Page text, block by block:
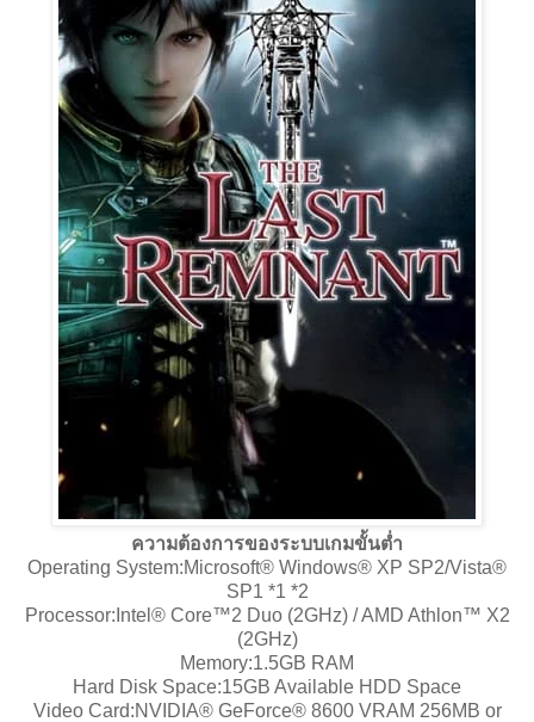
ความต้องการของระบบเกมขั้นต่ำ
Operating System:Microsoft® Windows® XP SP2/Vista®
SP1 *1 *2
Processor:Intel® Core™2 Duo (2GHz) / AMD Athlon™ X2
(2GHz)
Memory:1.5GB RAM
Hard Disk Space:15GB Available HDD Space
Video Card:NVIDIA® GeForce® 8600 VRAM 256MB or